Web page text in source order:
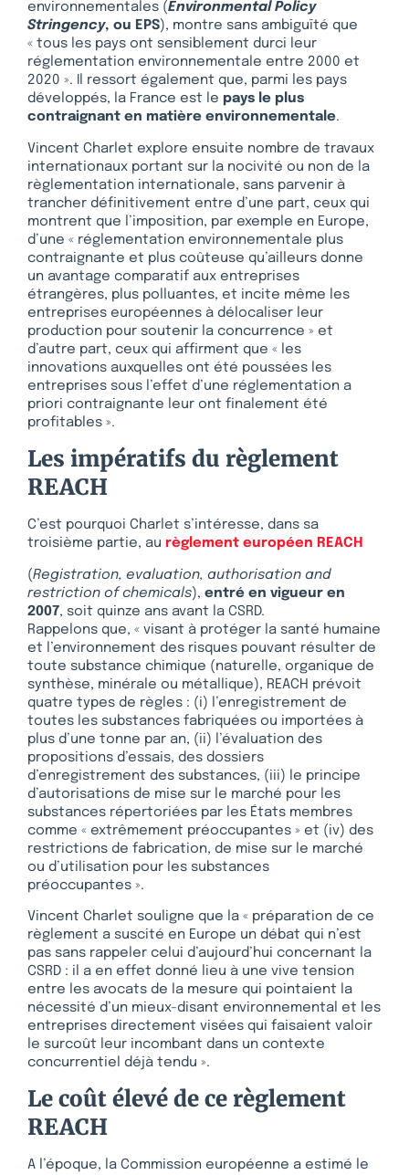
environnementales (Environmental Policy
Stringency, ou EPS), montre sans ambiguïté que
« tous les pays ont sensiblement durci leur
réglementation environnementale entre 2000 et
2020 ». Il ressort également que, parmi les pays
développés, la France est le pays le plus
contraignant en matière environnementale.
Vincent Charlet explore ensuite nombre de travaux
internationaux portant sur la nocivité ou non de la
règlementation internationale, sans parvenir à
trancher définitivement entre d’une part, ceux qui
montrent que l’imposition, par exemple en Europe,
d’une « réglementation environnementale plus
contraignante et plus coûteuse qu’ailleurs donne
un avantage comparatif aux entreprises
étrangères, plus polluantes, et incite même les
entreprises européennes à délocaliser leur
production pour soutenir la concurrence » et
d’autre part, ceux qui affirment que « les
innovations auxquelles ont été poussées les
entreprises sous l’effet d’une réglementation a
priori contraignante leur ont finalement été
profitables ».
Les impératifs du règlement
REACH
C’est pourquoi Charlet s’intéresse, dans sa
troisième partie, au règlement européen REACH
(Registration, evaluation, authorisation and
restriction of chemicals), entré en vigueur en
2007, soit quinze ans avant la CSRD.
Rappelons que, « visant à protéger la santé humaine
et l’environnement des risques pouvant résulter de
toute substance chimique (naturelle, organique de
synthèse, minérale ou métallique), REACH prévoit
quatre types de règles : (i) l’enregistrement de
toutes les substances fabriquées ou importées à
plus d’une tonne par an, (ii) l’évaluation des
propositions d’essais, des dossiers
d’enregistrement des substances, (iii) le principe
d’autorisations de mise sur le marché pour les
substances répertoriées par les États membres
comme « extrêmement préoccupantes » et (iv) des
restrictions de fabrication, de mise sur le marché
ou d’utilisation pour les substances
préoccupantes ».
Vincent Charlet souligne que la « préparation de ce
règlement a suscité en Europe un débat qui n’est
pas sans rappeler celui d’aujourd’hui concernant la
CSRD : il a en effet donné lieu à une vive tension
entre les avocats de la mesure qui pointaient la
nécessité d’un mieux-disant environnemental et les
entreprises directement visées qui faisaient valoir
le surcoût leur incombant dans un contexte
concurrentiel déjà tendu ».
Le coût élevé de ce règlement
REACH
A l’époque, la Commission européenne a estimé le